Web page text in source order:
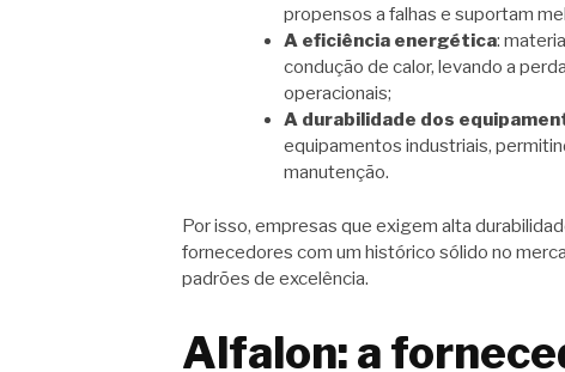
propensos a falhas e suportam
A eficiência energética:
condução de calor, levando a
operacionais;
A durabilidade dos
equipamentos industriais,
manutenção.
Por isso, empresas que exigem alta
fornecedores com um histórico sólido no
padrões de excelência.
Alfalon: a